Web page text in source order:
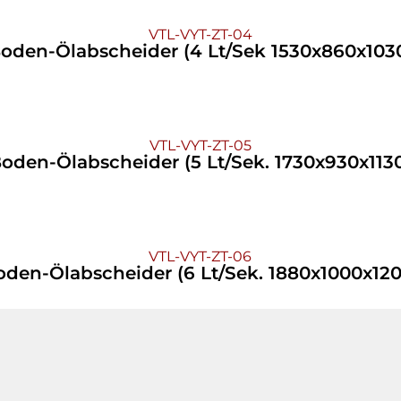
VTL-VYT-ZT-04
Ölabscheider (4 Lt/Sek
VTL-VYT-ZT-05
Ölabscheider (5 Lt/Sek.
VTL-VYT-ZT-06
Ölabscheider (6 Lt/Sek.